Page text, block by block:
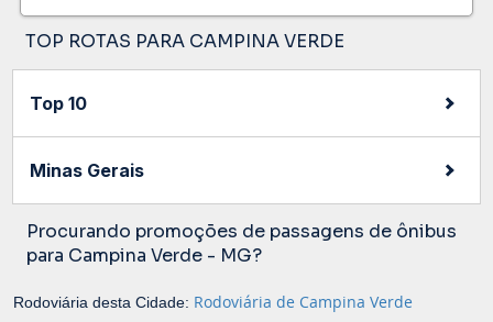
TOP ROTAS PARA CAMPINA VERDE
Top 10
Minas Gerais
Procurando promoções de passagens de ônibus
para Campina Verde - MG?
Rodoviária desta Cidade: Rodoviária de Campina Verde